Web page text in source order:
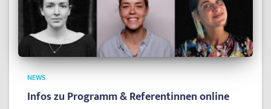
NEWS
Infos zu Programm & Referentinnen online